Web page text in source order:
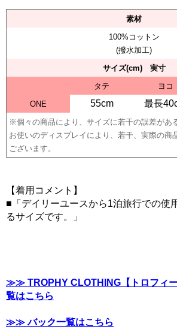
素材
100%コットン
(撥水加工)
サイズ(cm) 実寸
タテ
ヨコ
ONE
55cm 最長
※個々の商品により、サイズに若干の誤差があ
お使いのディスプレイにより、若干、実際の商
ございます。
【着用コメント】
■「デイリーユースから1泊旅行での使
るサイズです。」
≫≫ TROPHY CLOTHING【トロフィ
覧はこちら
≫≫ バック一覧はこちら